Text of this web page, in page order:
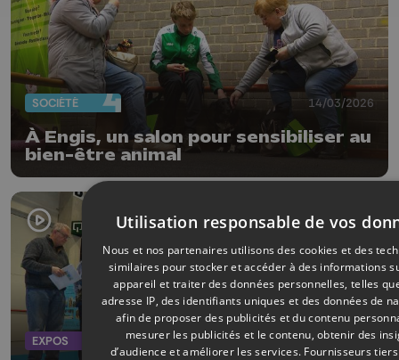
SOCIÉTÉ 14/03/2026
À Engis, un salon pour sensibiliser au
bien-être animal
EXPOS 05/02/2026
Utilisation responsable de vos
Nous et nos partenaires utilisons des cookies et des
similaires pour stocker et accéder à des informations
appareil et traiter des données personnelles, telles
adresse IP, des identifiants uniques et des données de
afin de proposer des publicités et du contenu
mesurer les publicités et le contenu, obtenir des
d’audience et améliorer les services. Fournisseurs